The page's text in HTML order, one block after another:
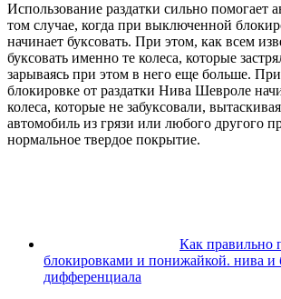
Использование раздатки сильно помогает
том случае, когда при выключенной
начинает буксовать. При этом, как всем
буксовать именно те колеса, которые
зарываясь при этом в него еще больше.
блокировке от раздатки Нива Шевроле
колеса, которые не забуксовали,
автомобиль из грязи или любого другого
нормальное твердое покрытие.
Как правильно
блокировками и понижайкой. нива и
дифференциала